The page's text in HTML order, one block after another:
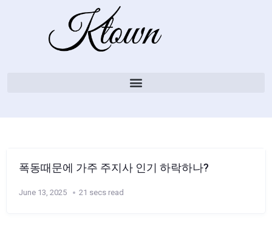
폭동때문에 가주 주지사 인기 하락하나?
June 13, 2025 21 secs read